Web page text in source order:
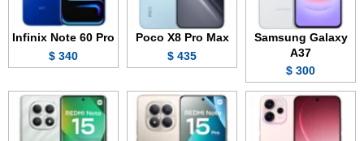
Samsung Galaxy
A37
300 $
Poco X8 Pro Max
435 $
Infinix Note 60 Pro
340 $